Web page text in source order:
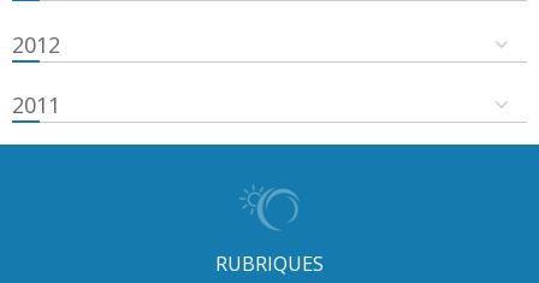
2012
2011
RUBRIQUES